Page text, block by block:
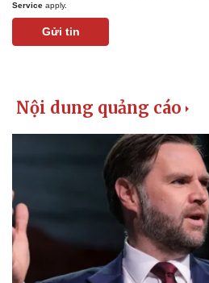
Service apply.
Gửi tin